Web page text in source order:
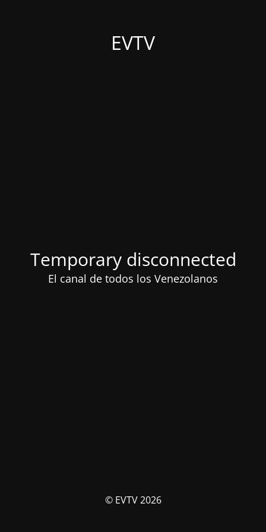
EVTV
Temporary disconnected
El canal de todos los Venezolanos
© EVTV 2026